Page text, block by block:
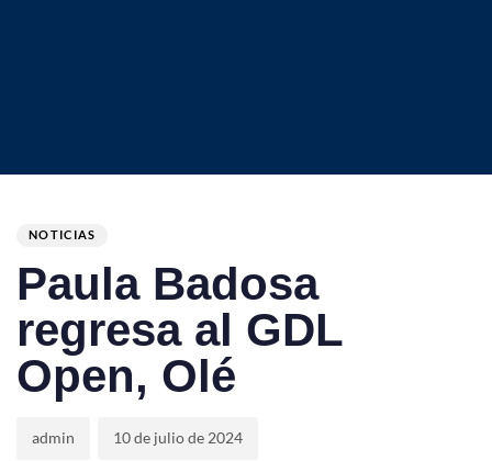
IN:
NOTICIAS
Paula Badosa
regresa al GDL
Open, Olé
admin
on:
10 de julio de 2024